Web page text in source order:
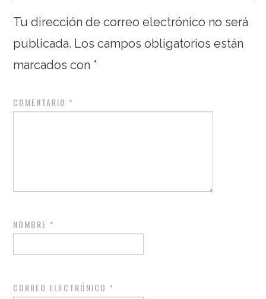
Tu dirección de correo electrónico no será
publicada. Los campos obligatorios están
marcados con *
COMENTARIO *
NOMBRE *
CORREO ELECTRÓNICO *